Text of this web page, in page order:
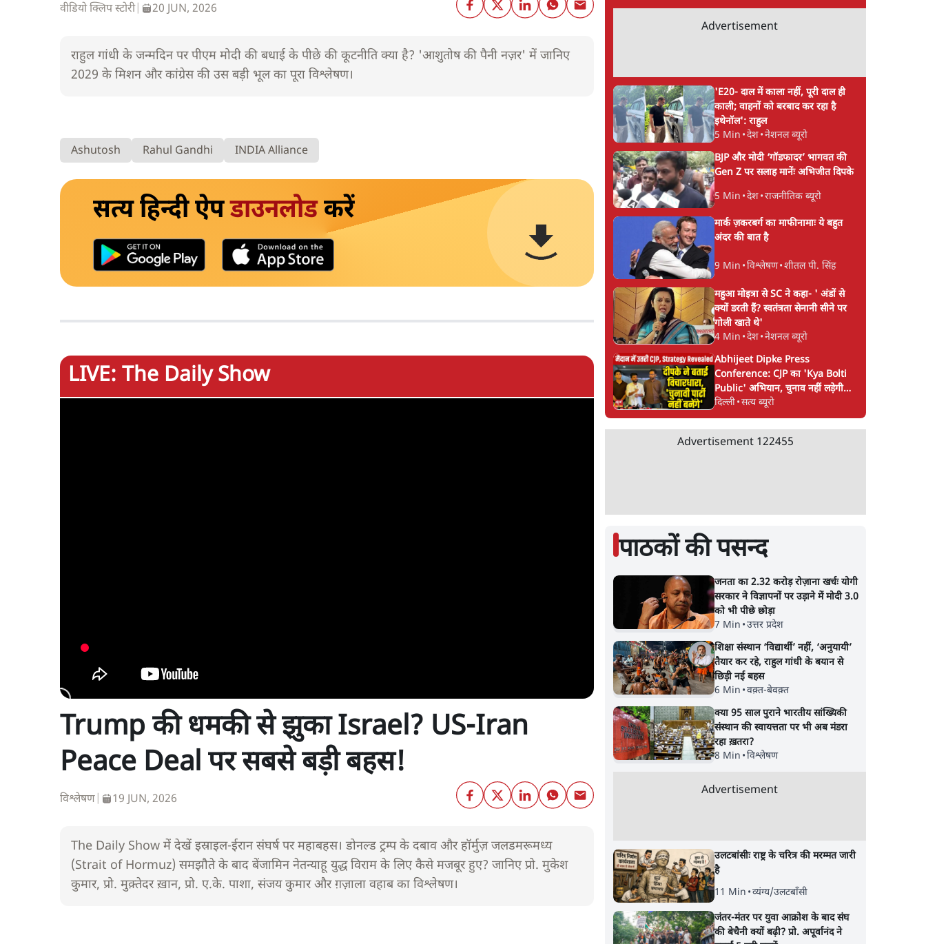
वीडियो क्लिप स्टोरी| 20 JUN, 2026
राहुल गांधी के जन्मदिन पर पीएम मोदी की बधाई के पीछे की कूटनीति क्या है? 'आशुतोष की पैनी नज़र' में जानिए
2029 के मिशन और कांग्रेस की उस बड़ी भूल का पूरा विश्लेषण।
Ashutosh Rahul Gandhi INDIA Alliance
सत्य हिन्दी ऐपडाउनलोडकरें
LIVE: The Daily Show
Trump की धमकी से झुका Israel? US-Iran
Peace Deal पर सबसे बड़ी बहस!
विश्लेषण 19 JUN, 2026
The Daily Show में देखें इस्राइल-ईरान संघर्ष पर महाबहस। डोनल्ड ट्रम्प के दबाव और हॉर्मुज़ जलडमरूमध्य
(Strait of Hormuz) समझौते के बाद बेंजामिन नेतन्याहू युद्ध विराम के लिए कैसे मजबूर हुए? जानिए प्रो. मुकेश
कुमार, प्रो. मुक़्तेदर ख़ान, प्रो. ए.के. पाशा, संजय कुमार और ग़ज़ाला वहाब का विश्लेषण।
Advertisement
'E20- दाल में काला नहीं, पूरी दाल ही
काली; वाहनों को बरबाद कर रहा है
इथेनॉल': राहुल
5 Min •देश•नेशनल ब्यूरो
BJP और मोदी ‘गॉडफादर’ भागवत की
Gen Z पर सलाह मानेंः अभिजीत दिपके
5 Min •देश•राजनीतिक ब्यूरो
मार्क ज़करबर्ग का माफीनामाः ये बहुत
अंदर की बात है
9 Min •विश्लेषण•शीतल पी. सिंह
महुआ मोइत्रा से SC ने कहा- ' अंडों से
क्यों डरती हैं? स्वतंत्रता सेनानी सीने पर
गोली खाते थे'
4 Min •देश•नेशनल ब्यूरो
Abhijeet Dipke Press
Conference: CJP का 'Kya Bolti
Public' अभियान, चुनाव नहीं लड़ेगी
CJP!
दिल्ली•सत्य ब्यूरो
Advertisement 122455
पाठकों की पसन्द
जनता का 2.32 करोड़ रोज़ाना खर्चः योगी
सरकार ने विज्ञापनों पर उड़ाने में मोदी 3.0
को भी पीछे छोड़ा
7 Min •उत्तर प्रदेश
शिक्षा संस्थान ‘विद्यार्थी’ नहीं, ‘अनुयायी’
तैयार कर रहे, राहुल गांधी के बयान से
छिड़ी नई बहस
6 Min •वक़्त-बेवक़्त
क्या 95 साल पुराने भारतीय सांख्यिकी
संस्थान की स्वायत्तता पर भी अब मंडरा
रहा ख़तरा?
8 Min •विश्लेषण
Advertisement
उलटबांसीः राष्ट्र के चरित्र की मरम्मत जारी
है
11 Min •व्यंग्य/उलटबाँसी
जंतर-मंतर पर युवा आक्रोश के बाद संघ
की बेचैनी क्यों बढ़ी? प्रो. अपूर्वानंद ने